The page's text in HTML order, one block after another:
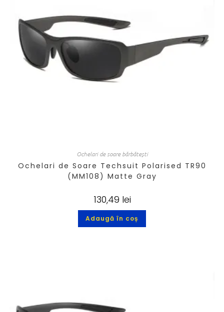
Ochelari de soare bărbătești
Ochelari de Soare Techsuit Polarised TR90
(MM108) Matte Gray
130,49 lei
Adaugă în coș